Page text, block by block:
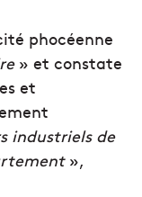
phocéenne
» et constate
et
industriels de
»,